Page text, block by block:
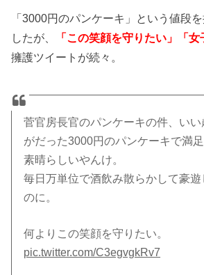
「3000円のパンケーキ」という値段
したが、
「この笑顔を守りたい」「女
擁護ツイートが続々。
菅官房長官のパンケーキの件、い
がだった3000円のパンケーキで満
素晴らしいやんけ。
毎日万単位で酒飲み散らかして豪遊
のに。
何よりこの笑顔を守りたい。
pic.twitter.com/C3egvgkRv7